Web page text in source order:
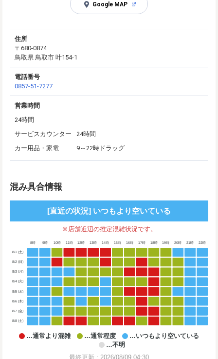
Google MAP
住所
〒680-0874
鳥取県 鳥取市 叶154-1
電話番号
0857-51-7277
営業時間
24時間
サービスカウンター
24時間
カー用品・家電
9～22時ドラッグ
混み具合情報